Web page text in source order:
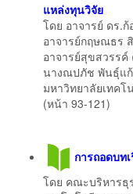
แหล่งทุนวิจัย
โดย อาจารย์ ดร.
อาจารย์กฤษณธร
อาจารย์สุขสวรร
นางณปภัช พันธุ์แ
มหาวิทยาลัยเทค
(หน้า 93-121)
การถอดบท
โดย คณะบริหารธุ